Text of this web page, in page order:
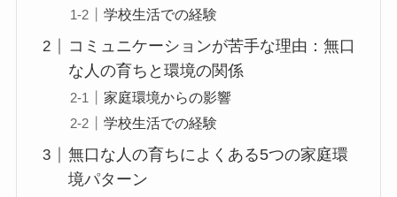
学校生活での経験
コミュニケーションが苦手な理由：無口
な人の育ちと環境の関係
家庭環境からの影響
学校生活での経験
無口な人の育ちによくある5つの家庭環
境パターン